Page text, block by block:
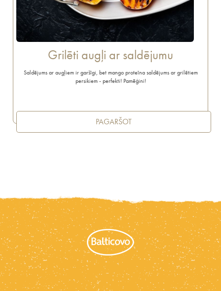
Grilēti augļi ar saldējumu
Saldējums ar augļiem ir garšīgi, bet mango proteīna saldējums ar grilētiem
persikiem - perfekti! Pamēģini!
PAGARŠOT